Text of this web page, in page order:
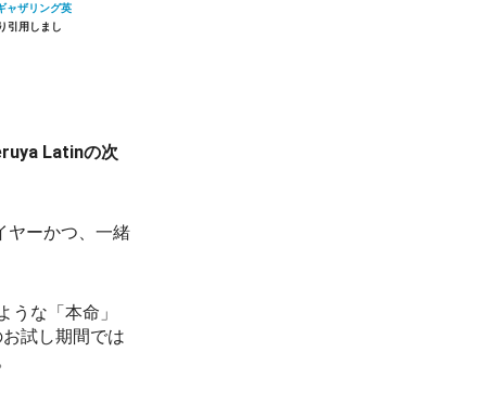
ャザリング英
Latinの次
ヤーかつ、一緒
な「本命」
試し期間では